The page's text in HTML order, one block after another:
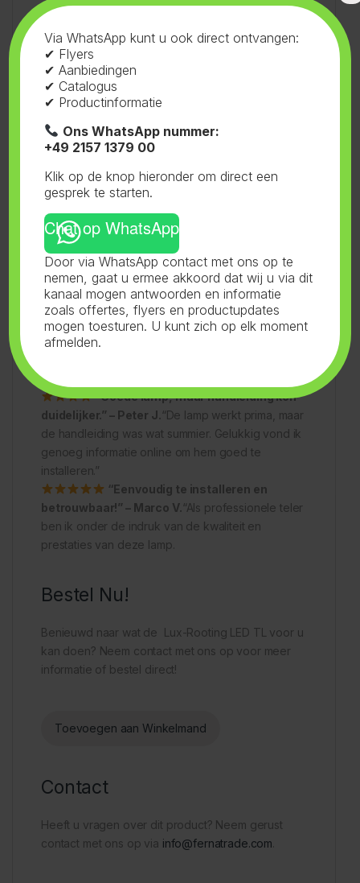
Commerciële setups:Geschikt voor
grotere producties van zaailingen en
microgreens.
Veel gestelde Vragen (FAQ)
doeleinden?
Hoeveel lampen kan ik aansluiten met de Daisy
Chain-functie?
Klantrecensies
“Perfect voor mijn microgreens!” –
Emma K.” Ik gebruik deze lamp nu al een paar
maanden voor mijn microgreens en de resultaten
gezond uit.”
“Goede lamp, maar handleiding kon
duidelijker.” – Peter J.“De lamp werkt prima, maar
de handleiding was wat summier. Gelukkig vond ik
genoeg informatie online om hem goed te
installeren.”
“Eenvoudig te installeren en
betrouwbaar!” – Marco V.“Als professionele teler
ben ik onder de indruk van de kwaliteit en
prestaties van deze lamp.
Bestel Nu!
Benieuwd naar wat de Lux-Rooting LED TL voor u
kan doen? Neem contact met ons op voor meer
informatie of bestel direct!
Toevoegen aan Winkelmand
Contact
Heeft u vragen over dit product? Neem gerust
contact met ons op via info@fernatrade.com
Via WhatsApp kunt u ook direct ontvangen:
✔ Flyers
✔ Aanbiedingen
✔ Catalogus
✔ Productinformatie
Ons WhatsApp nummer:
+49 2157 1379 00
Klik op de knop hieronder om direct een
gesprek te starten.
Chat op WhatsApp
Door via WhatsApp contact met ons op te
nemen, gaat u ermee akkoord dat wij u via dit
kanaal mogen antwoorden en informatie
zoals offertes, flyers en productupdates
mogen toesturen. U kunt zich op elk moment
afmelden.